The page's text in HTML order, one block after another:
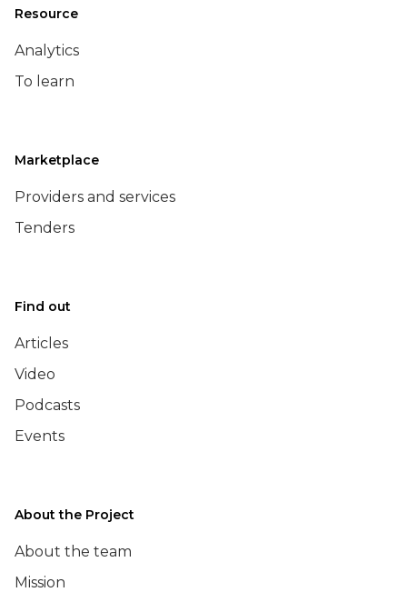
Resource
Analytics
To learn
Marketplace
Providers and services
Tenders
Find out
Articles
Video
Podcasts
Events
About the Project
About the team
Mission